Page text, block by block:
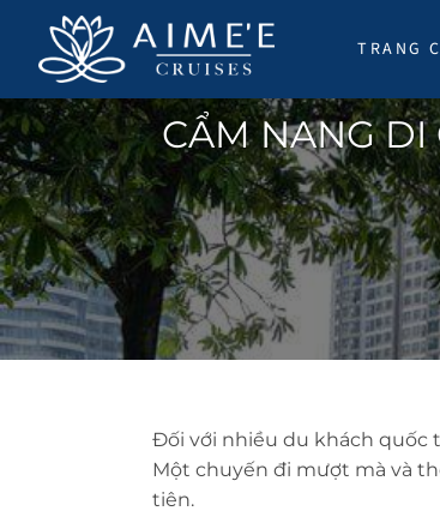
dung
TRANG
CẨM NANG
Đối với nhiều du khách quốc
Một chuyến đi mượt mà và
tiên.